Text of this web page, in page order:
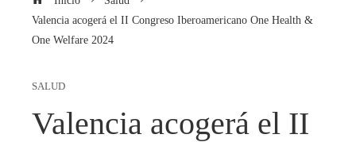
Valencia acogerá el II Congreso Iberoamericano One Health &
One Welfare 2024
SALUD
Valencia acogerá el II